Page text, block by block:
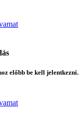
előbb be kell jelentkezni.